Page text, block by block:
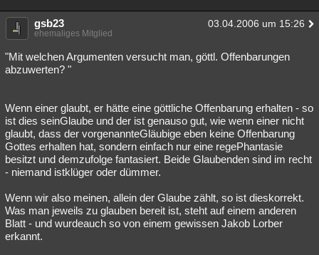
gsb23 03.04.2006 um 15:26
ehemaliges Mitglied
"Mit welchen Argumenten versucht man, göttl. Offenbarungen
abzuwerten? "
Wenn einer glaubt, er hätte eine göttliche Offenbarung erhalten - so
ist dies seinGlaube und der ist genauso gut, wie wenn einer nicht
glaubt, dass der vorgenannteGläubige eben keine Offenbarung
Gottes erhalten hat, sondern einfach nur eine regePhantasie
besitzt und demzufolge fantasiert. Beide Glaubenden sind im recht
- niemand istklüger oder dümmer.
Wenn wir also meinen, allein der Glaube zählt, so ist dieskorrekt.
Was man jeweils zu glauben bereit ist, steht auf einem anderen
Blatt - und wurdeauch so von einem gewissen Jakob Lorber
erkannt.